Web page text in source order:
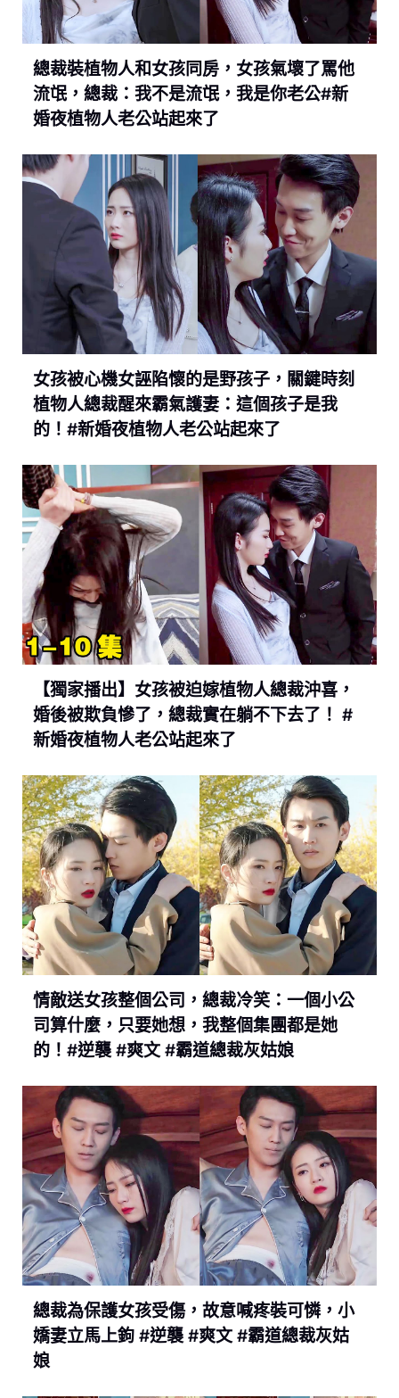
總裁裝植物人和女孩同房，女孩氣壞了罵他
流氓，總裁：我不是流氓，我是你老公#新
婚夜植物人老公站起來了
女孩被心機女誣陷懷的是野孩子，關鍵時刻
植物人總裁醒來霸氣護妻：這個孩子是我
的！#新婚夜植物人老公站起來了
【獨家播出】女孩被迫嫁植物人總裁沖喜，
婚後被欺負慘了，總裁實在躺不下去了！ #
新婚夜植物人老公站起來了
情敵送女孩整個公司，總裁冷笑：一個小公
司算什麼，只要她想，我整個集團都是她
的！#逆襲 #爽文 #霸道總裁灰姑娘
總裁為保護女孩受傷，故意喊疼裝可憐，小
嬌妻立馬上鉤 #逆襲 #爽文 #霸道總裁灰姑
娘